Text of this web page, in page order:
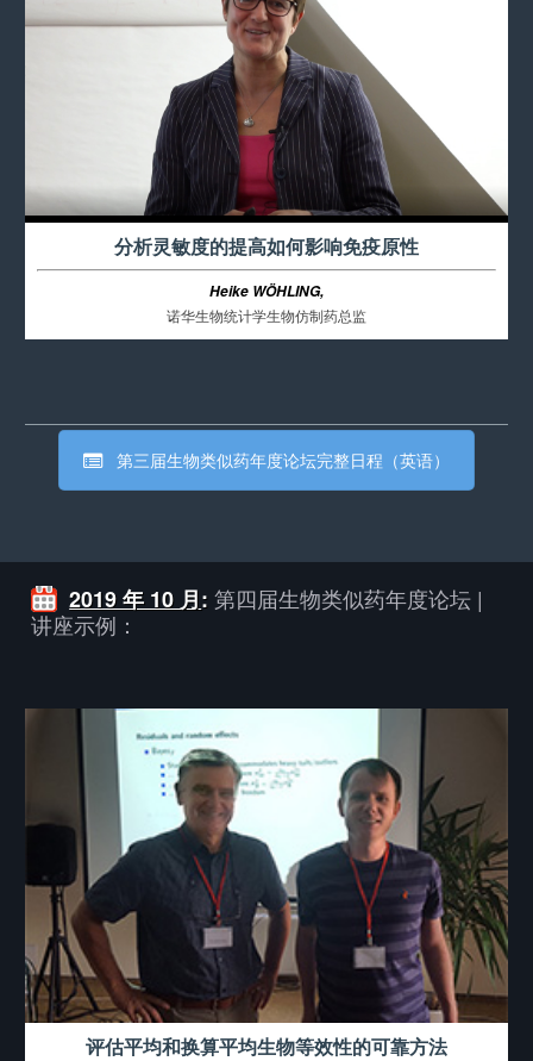
分析灵敏度的提高如何影响免疫原性
Heike WÖHLING,
诺华生物统计学生物仿制药总监
第三届生物类似药年度论坛完整日程（英语）
2019 年 10 月: 第四届生物类似药年度论坛 |
讲座示例：
评估平均和换算平均生物等效性的可靠方法